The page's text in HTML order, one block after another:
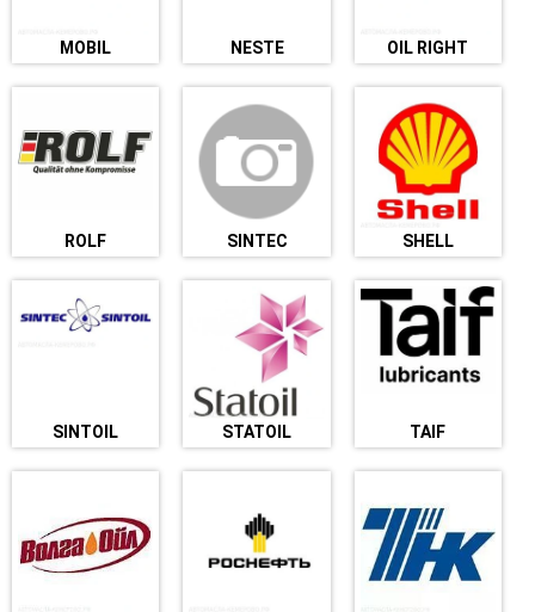
MOBIL NESTE OIL RIGHT
ROLF SINTEC SHELL
SINTOIL STATOIL TAIF